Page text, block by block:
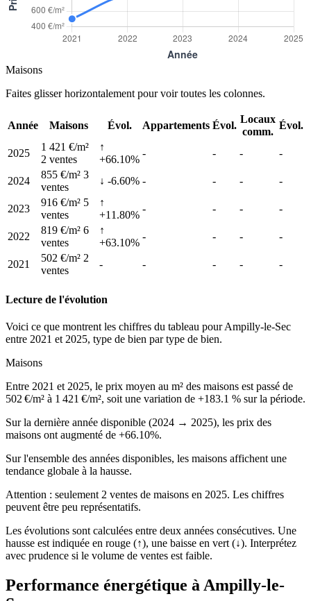
Maisons
Faites glisser horizontalement pour voir toutes les colonnes.
Année Maisons Évol. Appartements Évol.
Locaux
comm.
Évol.
2025
1 421 €/m²
2 ventes
↑
+66.10%
- - - -
2024
855 €/m² 3
ventes
↓ -6.60% - - - -
2023
916 €/m² 5
ventes
↑
+11.80%
- - - -
2022
819 €/m² 6
ventes
↑
+63.10%
- - - -
2021
502 €/m² 2
ventes
- - - - -
Lecture de l'évolution
Voici ce que montrent les chiffres du tableau pour Ampilly-le-Sec
entre 2021 et 2025, type de bien par type de bien.
Maisons
Entre 2021 et 2025, le prix moyen au m² des maisons est passé de
502 €/m² à 1 421 €/m², soit une variation de +183.1 % sur la période.
Sur la dernière année disponible (2024 → 2025), les prix des
maisons ont augmenté de +66.10%.
Sur l'ensemble des années disponibles, les maisons affichent une
tendance globale à la hausse.
Attention : seulement 2 ventes de maisons en 2025. Les chiffres
peuvent être peu représentatifs.
Les évolutions sont calculées entre deux années consécutives. Une
hausse est indiquée en rouge (↑), une baisse en vert (↓). Interprétez
avec prudence si le volume de ventes est faible.
Performance énergétique à Ampilly-le-